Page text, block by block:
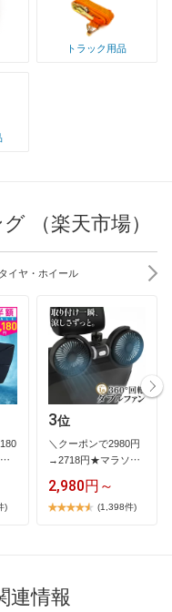
トラック用品
（楽天市場）
タイヤ・ホイール
​…
)
3位
＼​ク​ー​ポ​ン​で​2​9​8​0​円​
→​2​7​1​8​円​★​マ​ラ​ソ​ン​
2,980円～
(1,398件)
連情報